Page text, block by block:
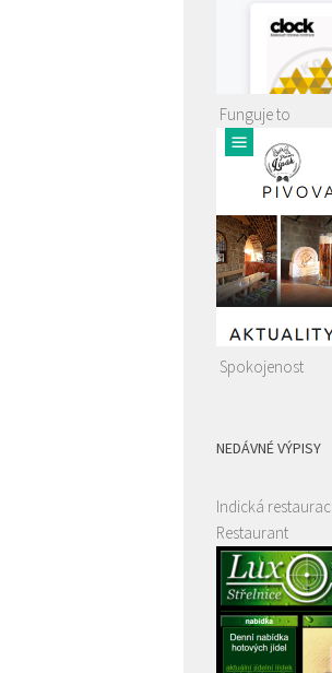
Funguje to
Spokojenost
NEDÁVNÉ VÝPISY
Indická
Restaurant